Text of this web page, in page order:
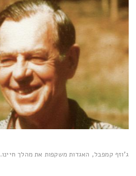
ג'וזף קמפבל, האגדות משקפות את מהלך חיינו.